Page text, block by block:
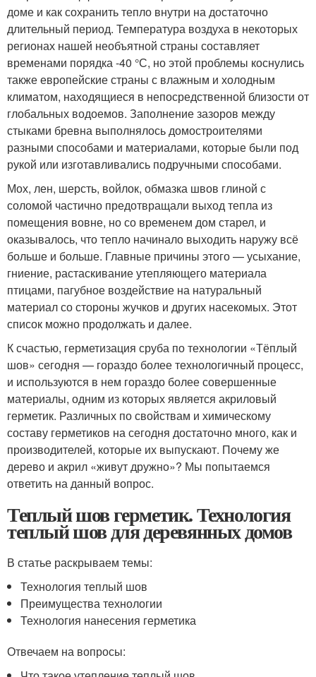
доме и как сохранить тепло внутри на достаточно
длительный период. Температура воздуха в некоторых
регионах нашей необъятной страны составляет
временами порядка -40 °С, но этой проблемы коснулись
также европейские страны с влажным и холодным
климатом, находящиеся в непосредственной близости от
глобальных водоемов. Заполнение зазоров между
стыками бревна выполнялось домостроителями
разными способами и материалами, которые были под
рукой или изготавливались подручными способами.
Мох, лен, шерсть, войлок, обмазка швов глиной с
соломой частично предотвращали выход тепла из
помещения вовне, но со временем дом старел, и
оказывалось, что тепло начинало выходить наружу всё
больше и больше. Главные причины этого — усыхание,
гниение, растаскивание утепляющего материала
птицами, пагубное воздействие на натуральный
материал со стороны жучков и других насекомых. Этот
список можно продолжать и далее.
К счастью, герметизация сруба по технологии «Тёплый
шов» сегодня — гораздо более технологичный процесс,
и используются в нем гораздо более совершенные
материалы, одним из которых является акриловый
герметик. Различных по свойствам и химическому
составу герметиков на сегодня достаточно много, как и
производителей, которые их выпускают. Почему же
дерево и акрил «живут дружно»? Мы попытаемся
ответить на данный вопрос.
Теплый шов герметик. Технология
теплый шов для деревянных домов
В статье раскрываем темы:
Технология теплый шов
Преимущества технологии
Технология нанесения герметика
Отвечаем на вопросы: